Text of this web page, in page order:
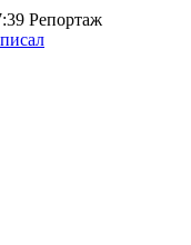
Репортаж